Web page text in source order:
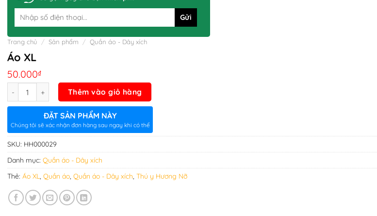
Trang chủ / Sản phẩm / Quần áo - Dây xích
Áo XL
50.000₫
Thêm vào giỏ hàng
ĐẶT SẢN PHẨM NÀY
Chúng tôi sẽ xác nhận đơn hàng sau ngay khi có thể
SKU: HH000029
Danh mục: Quần áo - Dây xích
Thẻ: Áo XL, Quần áo, Quần áo - Dây xích, Thú y Hương Nỡ